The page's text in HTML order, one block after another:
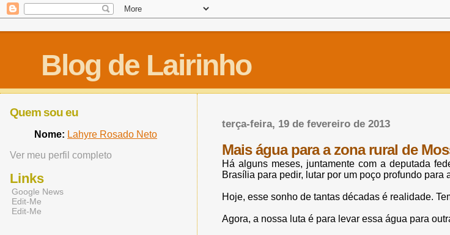
Blog de Lairinho
terça-feira, 19 de fevereiro de 2013
Mais água para a zona rural de
Há alguns meses, juntamente com a deputada
Brasília para pedir, lutar por um poço profundo para
Hoje, esse sonho de tantas décadas é realidade.
Agora, a nossa luta é para levar essa água para
Quem sou eu
Nome: Lahyre Rosado Neto
Ver meu perfil completo
Links
Google News
Edit-Me
Edit-Me